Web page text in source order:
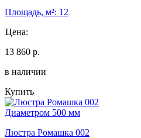
Площадь, м²: 12
Цена:
13 860 р.
в наличии
Купить
Диаметром 500 мм
Люстра Ромашка 002